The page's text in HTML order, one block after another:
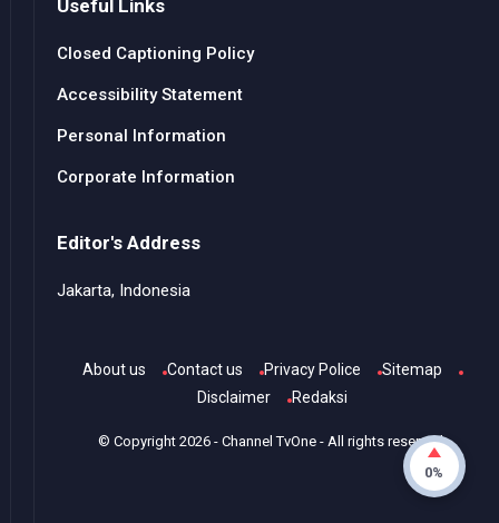
Useful Links
Closed Captioning Policy
Accessibility Statement
Personal Information
Corporate Information
Editor's Address
Jakarta, Indonesia
About us Contact us Privacy Police
Sitemap
Disclaimer
Redaksi
© Copyright2026 -Channel TvOne - All rights reserved.
0%